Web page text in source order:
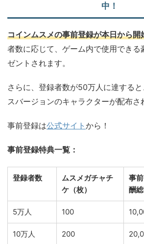
中！
コインムスメの事前登録が本日から開
者数に応じて、ゲーム内で使用できる
ゼントされます。
さらに、登録者数が50万人に達する
スバージョンのキャラクターが配布さ
事前登録は公式サイト から！
事前登録特典一覧：
登録者数
ムスメガチャチ
ケ（枚）
事
酬
5万人 100
10万人 200